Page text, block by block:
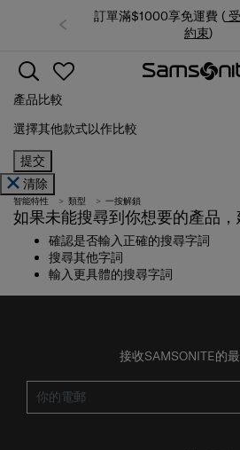
訂單滿$1000享免運費 (
約束)
產品比較
選擇其他款式以作比較
提交
清除
智能特性 類型 一按解鎖
如果未能搜尋到你想要的產品，
確認是否輸入正確的搜尋字詞
搜尋其他字詞
輸入更具體的搜尋字詞
接收SAMSONITE的